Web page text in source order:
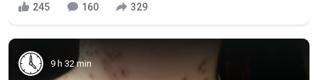
245 160 329
9 h 32 min